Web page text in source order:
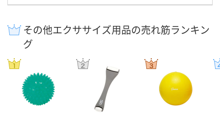
その他エクササイズ用品の売れ筋ランキン
グ